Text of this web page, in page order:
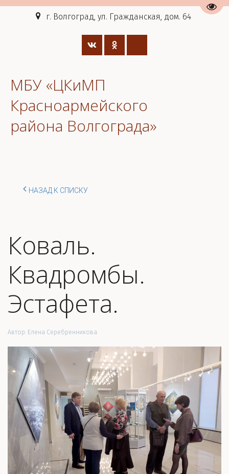
г. Волгоград, ул. Гражданская, дом. 64
МБУ «ЦКиМП
Красноармейского
района Волгограда»
НАЗАД К СПИСКУ
Коваль.
Квадромбы.
Эстафета.
Автор: Елена Серебренникова